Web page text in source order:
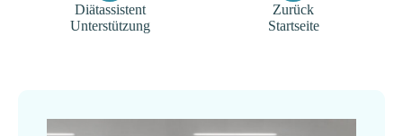
Diätassistent
Unterstützung
Zurück
Startseite